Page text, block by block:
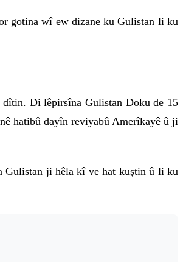
gotina wî ew dizane ku Gulistan li ku
dîtin. Di lêpirsîna Gulistan Doku de 15
hatibû dayîn reviyabû Amerîkayê û ji
Gulistan ji hêla kî ve hat kuştin û li ku